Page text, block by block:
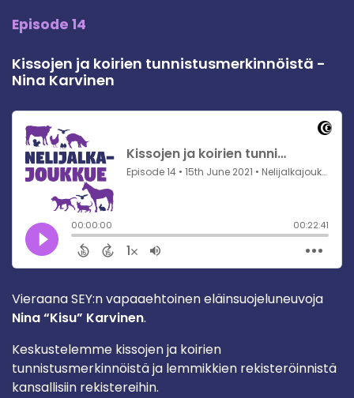
Episode 14
Kissojen ja koirien tunnistusmerkinnöistä -
Nina Karvinen
Vieraana SEY:n vapaaehtoinen eläinsuojeluneuvoja
Nina “Kisu” Karvinen.
Keskustelemme kissojen ja koirien
tunnistusmerkinnöistä ja lemmikkien rekisteröinnistä
kansallisiin rekistereihin.